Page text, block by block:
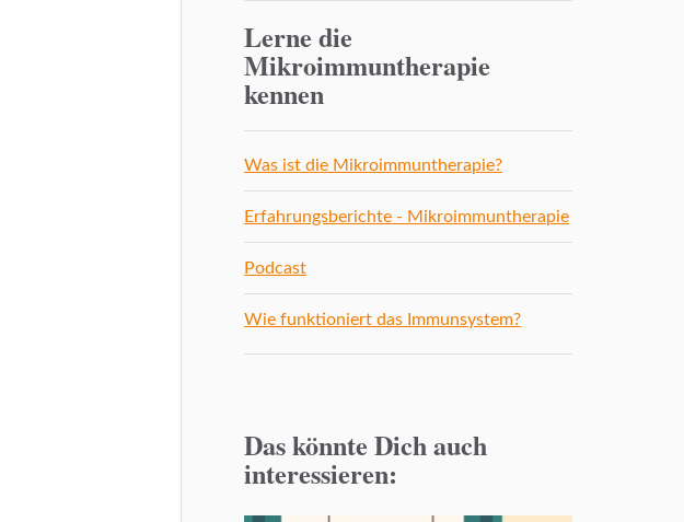
Lerne die
Mikroimmuntherapie
kennen
Was ist die Mikroimmuntherapie?
Erfahrungsberichte - Mikroimmuntherapie
Podcast
Wie funktioniert das Immunsystem?
Das könnte Dich auch
interessieren: